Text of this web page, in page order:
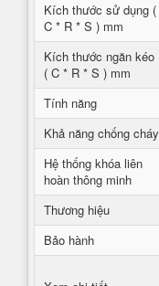
Kích thước sử dụng (
C * R * S ) mm
Kích thước ngăn kéo
( C * R * S ) mm
Tính năng
Khả năng chống cháy
Hệ thống khóa liên
hoàn thông minh
Thương hiệu
Bảo hành